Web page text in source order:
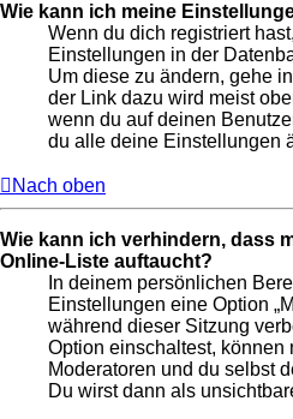
Wie kann ich meine
Wenn du dich registriert
Einstellungen in der
Um diese zu ändern, gehe
der Link dazu wird meist
wenn du auf deinen
du alle deine Einstellungen
Nach oben
Wie kann ich verhindern, dass
Online-Liste auftaucht?
In deinem persönlichen
Einstellungen eine Option
während dieser Sitzung
Option einschaltest, können
Moderatoren und du selbst
Du wirst dann als